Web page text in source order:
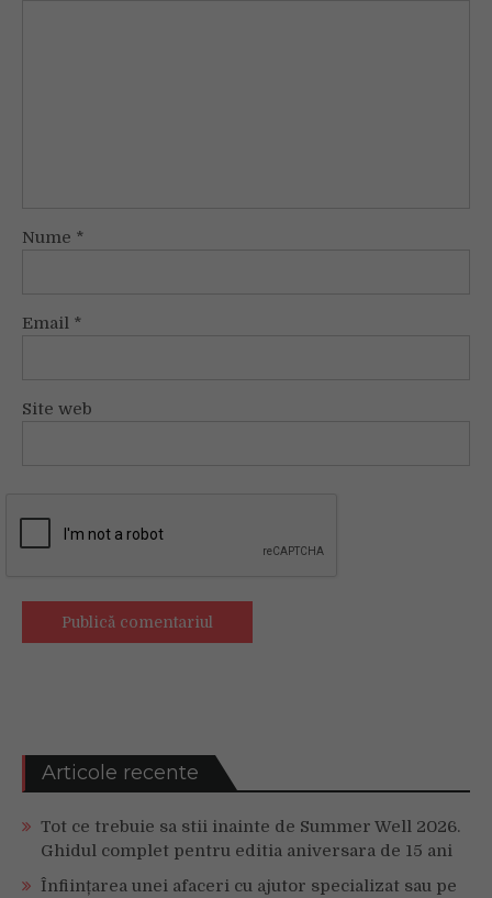
Nume *
Email *
Site web
Articole recente
Tot ce trebuie sa stii inainte de Summer Well 2026.
Ghidul complet pentru editia aniversara de 15 ani
Înființarea unei afaceri cu ajutor specializat sau pe